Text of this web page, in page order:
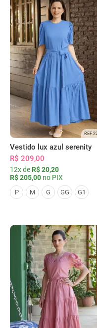
REF
Vestido lux azul serenity
R$ 209,00
12x de R$ 20,20
R$ 205,00 no PIX
P M G GG G1